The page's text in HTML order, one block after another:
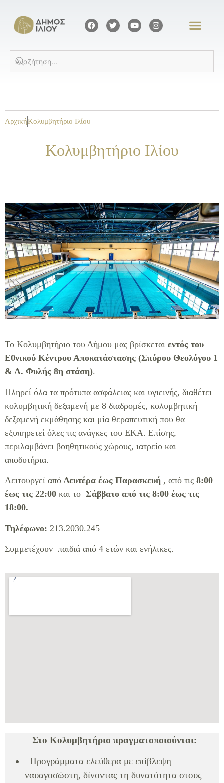
ΑρχικήΚολυμβητήριο Ιλίου
Κολυμβητήριο Ιλίου
Το Κολυμβητήριο του Δήμου μας βρίσκεται εντός του
Εθνικού Κέντρου Αποκατάστασης (Σπύρου Θεολόγου 1
& Λ. Φυλής 8η στάση).
Πληρεί όλα τα πρότυπα ασφάλειας και υγιεινής, διαθέτει
κολυμβητική δεξαμενή με 8 διαδρομές, κολυμβητική
δεξαμενή εκμάθησης και μία θεραπευτική που θα
εξυπηρετεί όλες τις ανάγκες του ΕΚΑ. Επίσης,
περιλαμβάνει βοηθητικούς χώρους, ιατρείο και
αποδυτήρια.
Λειτουργεί από Δευτέρα έως Παρασκευή , από τις 8:00
έως τις 22:00 και το Σάββατο από τις 8:00 έως τις
18:00.
Τηλέφωνο: 213.2030.245
Συμμετέχουν παιδιά από 4 ετών και ενήλικες.
Στο Κολυμβητήριο πραγματοποιούνται:
Προγράμματα ελεύθερα με επίβλεψη
ναυαγοσώστη, δίνοντας τη δυνατότητα στους